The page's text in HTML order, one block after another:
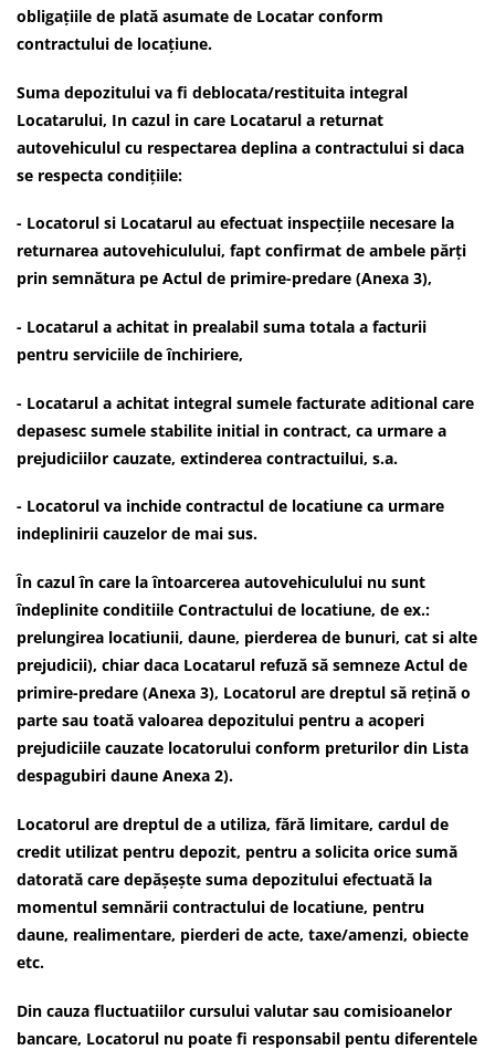
obligațiile de plată asumate de Locatar conform
contractului de locațiune.
Suma depozitului va fi deblocata/restituita integral
Locatarului, In cazul in care Locatarul a returnat
autovehiculul cu respectarea deplina a contractului si daca
se respecta condițiile:
- Locatorul si Locatarul au efectuat inspecțiile necesare la
returnarea autovehiculului, fapt confirmat de ambele părți
prin semnătura pe Actul de primire-predare (Anexa 3),
- Locatarul a achitat in prealabil suma totala a facturii
pentru serviciile de închiriere,
- Locatarul a achitat integral sumele facturate aditional care
depasesc sumele stabilite initial in contract, ca urmare a
prejudiciilor cauzate, extinderea contractuilui, s.a.
- Locatorul va inchide contractul de locatiune ca urmare
indeplinirii cauzelor de mai sus.
În cazul în care la întoarcerea autovehiculului nu sunt
îndeplinite conditiile Contractului de locatiune, de ex.:
prelungirea locatiunii, daune, pierderea de bunuri, cat si alte
prejudicii), chiar daca Locatarul refuză să semneze Actul de
primire-predare (Anexa 3), Locatorul are dreptul să rețină o
parte sau toată valoarea depozitului pentru a acoperi
prejudiciile cauzate locatorului conform preturilor din Lista
despagubiri daune Anexa 2).
Locatorul are dreptul de a utiliza, fără limitare, cardul de
credit utilizat pentru depozit, pentru a solicita orice sumă
datorată care depășește suma depozitului efectuată la
momentul semnării contractului de locatiune, pentru
daune, realimentare, pierderi de acte, taxe/amenzi, obiecte
etc.
Din cauza fluctuatiilor cursului valutar sau comisioanelor
bancare, Locatorul nu poate fi responsabil pentu diferentele